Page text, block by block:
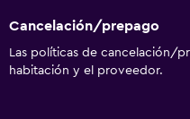
Cancelación/prepago
Las políticas de cancelación/
habitación y el proveedor.